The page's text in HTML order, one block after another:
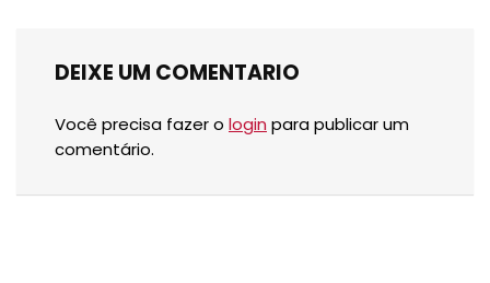
DEIXE UM COMENTARIO
Você precisa fazer o login para publicar um
comentário.